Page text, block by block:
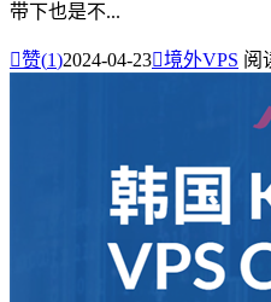
带下也是不...
赞(1)2024-04-23境外VPS 阅